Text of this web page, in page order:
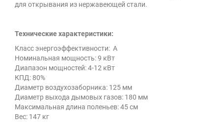
для открывания из нержавеющей стали.
Технические характеристики:
Класс энергоэффективности: А
Номинальная мощность: 9 кВт
Диапазон мощностей: 4-12 кВт
КПД: 80%
Диаметр воздухозаборника: 125 мм
Диаметр выхода дымовых газов: 180 мм
Максимальная длина поленьев: 45 см
Вес: 147 кг